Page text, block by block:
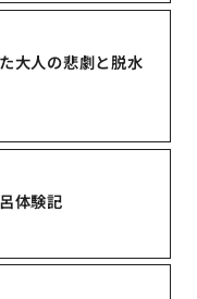
大人の悲劇と脱水
体験記